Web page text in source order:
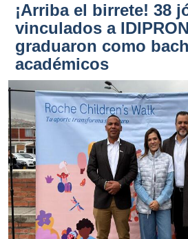
¡Arriba el birrete! 38
vinculados a
graduaron como
académicos